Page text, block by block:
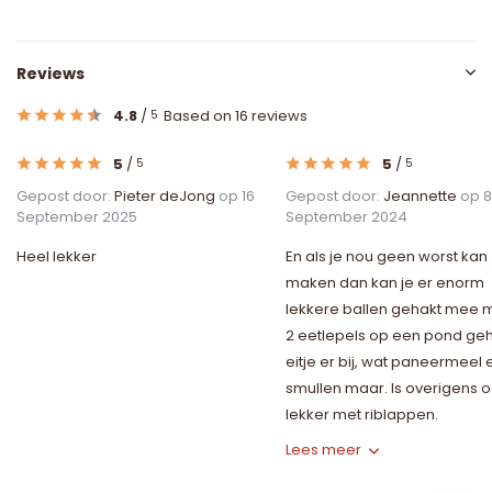
Reviews
4.8 / 5 Based on 16 reviews
5 / 5
Gepost door: Pieter deJong op 16
September 2025
Heel lekker
5 / 5
Gepost door: Jeannette op 8
September 2024
En als je nou geen worst kan
maken dan kan je er enorm
lekkere ballen gehakt mee
2 eetlepels op een pond
eitje er bij, wat paneermeel
smullen maar. Is overigens
lekker met riblappen.
Lees meer